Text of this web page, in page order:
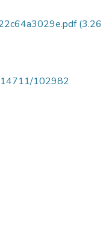
(3.26
102982